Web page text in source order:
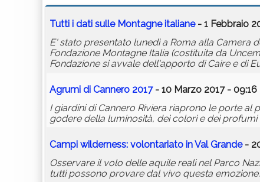
Tutti i dati sulle Montagne italiane- 1 Febbraio
E' stato presentato lunedì a Roma alla Camera
Fondazione Montagne Italia (costituita da
Fondazione si avvale dell'apporto di Caire e di
Agrumi di Cannero 2017- 10 Marzo 2017 - 09:16
I giardini di Cannero Riviera riaprono le porte
godere della luminosità, dei colori e dei profumi
Campi wilderness: volontariato in Val Grande-
Osservare il volo delle aquile reali nel Parco
tutti possono provare dal vivo questa emozione.